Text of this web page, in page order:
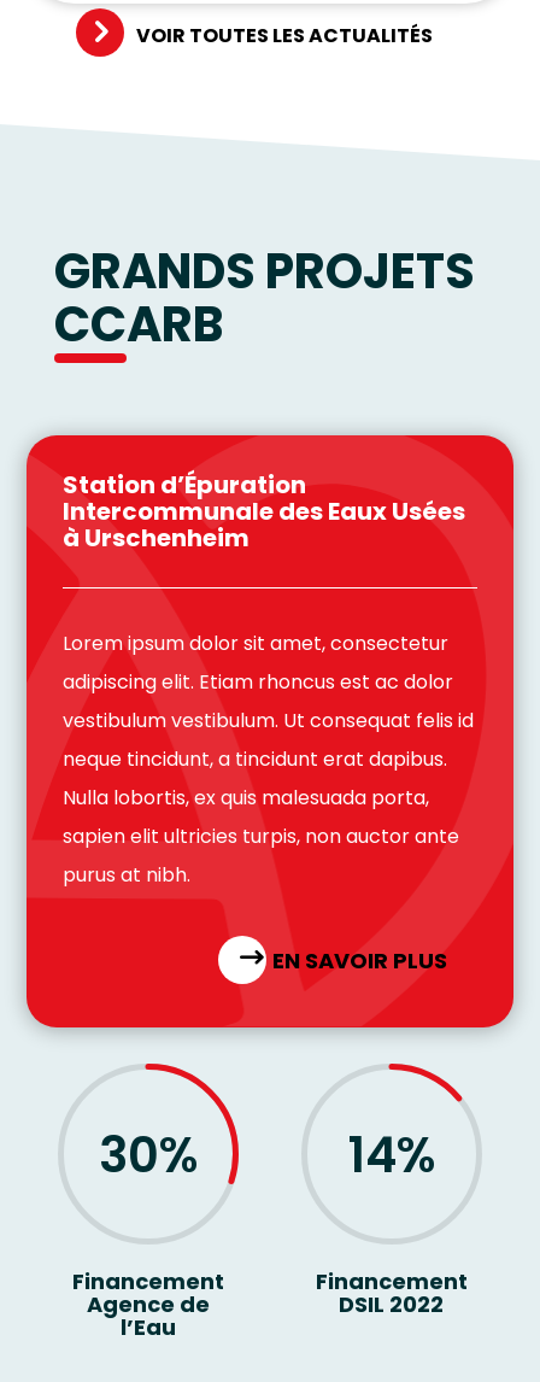
VOIR TOUTES LES ACTUALITÉS
GRANDS PROJETS
CCARB
Station d’Épuration
Intercommunale des Eaux Usées
à Urschenheim
Lorem ipsum dolor sit amet, consectetur
adipiscing elit. Etiam rhoncus est ac dolor
vestibulum vestibulum. Ut consequat felis id
neque tincidunt, a tincidunt erat dapibus.
Nulla lobortis, ex quis malesuada porta,
sapien elit ultricies turpis, non auctor ante
purus at nibh.
EN SAVOIR PLUS
30%
Financement
Agence de
l’Eau
14%
Financement
DSIL 2022